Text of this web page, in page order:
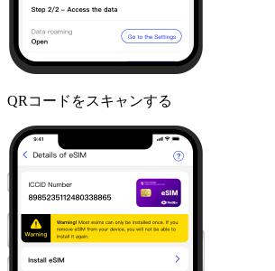
QRコードをスキャンする